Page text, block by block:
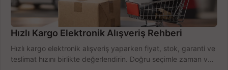
Hızlı Kargo Elektronik Alışveriş Rehberi
Hızlı kargo elektronik alışveriş yaparken fiyat, stok, garanti ve
teslimat hızını birlikte değerlendirin. Doğru seçimle zaman ve